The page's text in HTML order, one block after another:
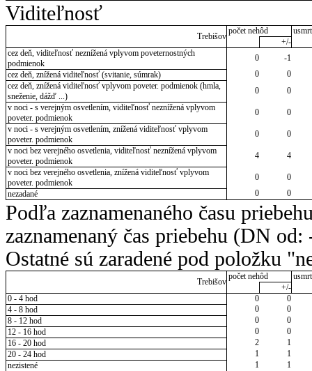
Viditeľnosť
Trebišov
počet nehôd
+/-
cez deň, viditeľnosť neznížená vplyvom poveternostných
podmienok
0
-1
cez deň, znížená viditeľnosť (svitanie, súmrak)
0
0
cez deň, znížená viditeľnosť vplyvom poveter. podmienok (hmla,
sneženie, dážď ...)
0
0
v noci - s verejným osvetlením, viditeľnosť neznížená vplyvom
poveter. podmienok
0
0
v noci - s verejným osvetlením, znížená viditeľnosť vplyvom
poveter. podmienok
0
0
v noci bez verejného osvetlenia, viditeľnosť neznížená vplyvom
poveter. podmienok
4
4
v noci bez verejného osvetlenia, znížená viditeľnosť vplyvom
poveter. podmienok
0
0
nezadané
0 0
Podľa zaznamenaného času
zaznamenaný čas priebehu (DN
Ostatné sú zaradené pod položku
Trebišov
počet nehôd
+/-
0 - 4 hod
0
0
4 - 8 hod
0
0
8 - 12 hod
0
0
12 - 16 hod
0
0
16 - 20 hod
2
1
20 - 24 hod
1
1
nezistené
1 1